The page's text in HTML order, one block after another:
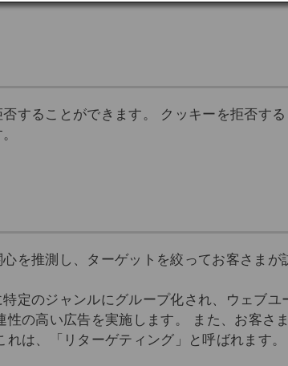
することができます。 クッキーを拒否す
を推測し、ターゲットを絞ってお客さまが
定のジャンルにグループ化され、ウェブ
の高い広告を実施します。 また、お客さ
は、「リターゲティング」と呼ばれます。